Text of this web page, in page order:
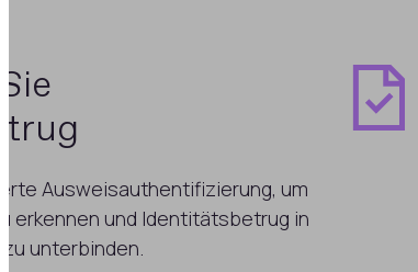
Ausweisauthentifizierung, um
erkennen und Identitätsbetrug in
zu unterbinden.